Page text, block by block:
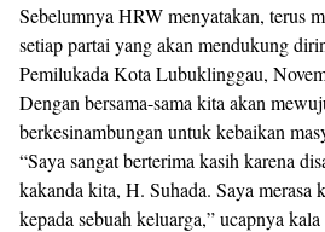
Sebelumnya HRW menyatakan, terus
setiap partai yang akan mendukung
Pemilukada Kota Lubuklinggau,
Dengan bersama-sama kita akan
berkesinambungan untuk kebaikan
“Saya sangat berterima kasih karena
kakanda kita, H. Suhada. Saya merasa
kepada sebuah keluarga,” ucapnya